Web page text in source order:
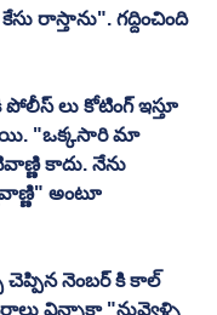
రాస్తాను". గద్దించింది
"ఒక్కసారి మా
కాదు. నేను
అంటూ
చెప్పిన నెంబర్ కి కాల్
విన్నాకా "నువ్వెళ్ళి